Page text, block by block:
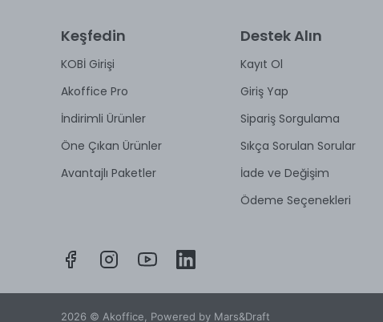
Keşfedin
KOBİ Girişi
Akoffice Pro
İndirimli Ürünler
Öne Çıkan Ürünler
Avantajlı Paketler
Destek Alın
Kayıt Ol
Giriş Yap
Sipariş Sorgulama
Sıkça Sorulan Sorular
İade ve Değişim
Ödeme Seçenekleri
2026 © Akoffice, Powered by Mars&Draft